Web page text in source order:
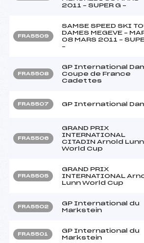
2011 – SUPER G –
FRA5509
SAMSE SPEED SKI
DAMES MEGEVE –
08 MARS 2011 –
–
FRA5508
GP International
Coupe de France
Cadettes
FRA5507 GP International
FRA5506
GRAND PRIX
INTERNATIONAL
CITADIN Arnold Lunn
World Cup
FRA5505
GRAND PRIX
INTERNATIONAL
Lunn World Cup
FRA5502
GP International du
Markstein
FRA5501
GP International du
Markstein